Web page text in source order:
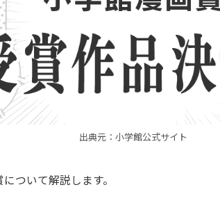
出典元：小学館公式サイト
ついて解説します。